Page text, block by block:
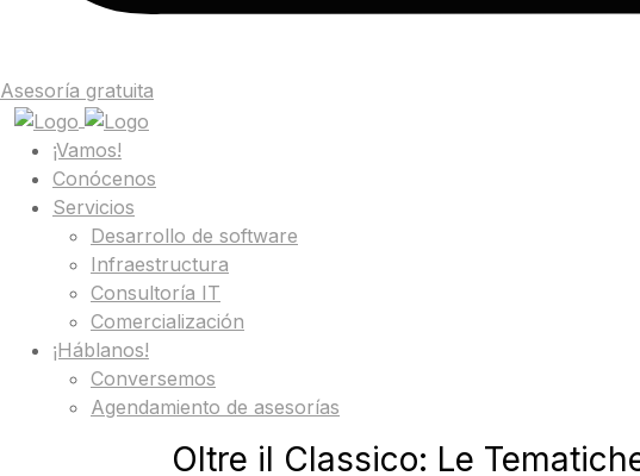
Asesoría gratuita
¡Vamos!
Conócenos
Servicios
Desarrollo de software
Infraestructura
Consultoría IT
Comercialización
¡Háblanos!
Conversemos
Agendamiento de asesorías
Oltre il Classico: Le